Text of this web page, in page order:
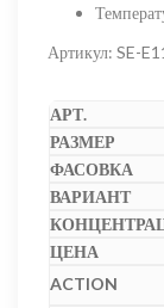
Артикул: SE-